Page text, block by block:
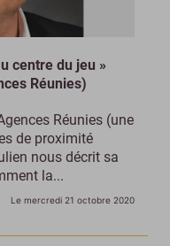
centre du jeu »
Réunies)
Réunies (une
de proximité
nous décrit sa
la...
Le mercredi 21 octobre 2020